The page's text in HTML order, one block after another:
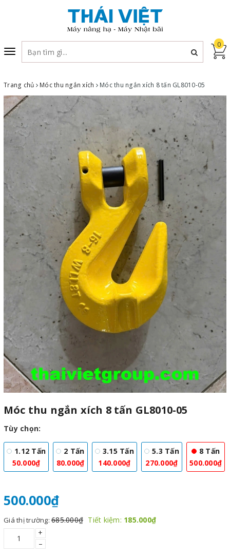
Toggle
navigation
0
Trang chủ Móc thu ngắn xích Móc thu ngắn xích 8 tấn GL8010-05
Móc thu ngắn xích 8 tấn GL8010-05
Tùy chọn:
1.12 Tấn
50.000₫
2 Tấn
80.000₫
3.15 Tấn
140.000₫
5.3 Tấn
270.000₫
8 Tấn
500.000₫
500.000₫
Giá thị trường: 685.000₫ Tiết kiệm: 185.000₫
+
–